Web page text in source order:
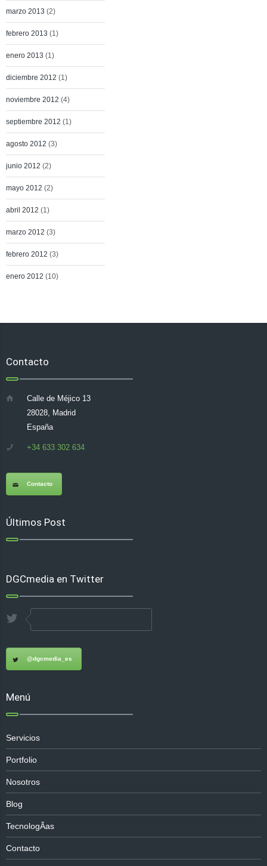
marzo 2013 (2)
febrero 2013 (1)
enero 2013 (1)
diciembre 2012 (1)
noviembre 2012 (4)
septiembre 2012 (1)
agosto 2012 (3)
junio 2012 (2)
mayo 2012 (2)
abril 2012 (1)
marzo 2012 (3)
febrero 2012 (3)
enero 2012 (10)
Contacto
Calle de Méjico 13
28028, Madrid
España
+34 633 302 634
Contacto
Últimos Post
DGCmedia en Twitter
@dgcmedia_es
Menú
Servicios
Portfolio
Nosotros
Blog
TecnologÃ­as
Contacto